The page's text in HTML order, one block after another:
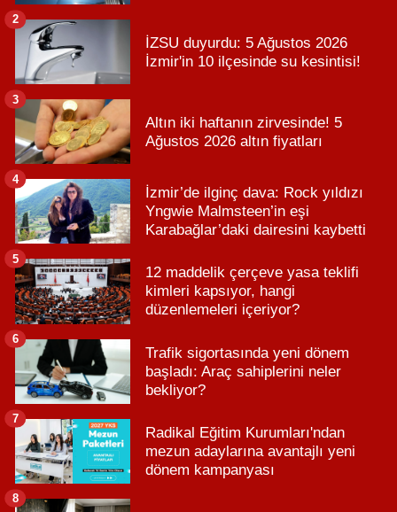
İZSU duyurdu: 5 Ağustos 2026
İzmir'in 10 ilçesinde su kesintisi!
2
Altın iki haftanın zirvesinde! 5
Ağustos 2026 altın fiyatları
3
İzmir’de ilginç dava: Rock yıldızı
Yngwie Malmsteen’in eşi
Karabağlar’daki dairesini kaybetti
4
12 maddelik çerçeve yasa teklifi
kimleri kapsıyor, hangi
düzenlemeleri içeriyor?
5
Trafik sigortasında yeni dönem
başladı: Araç sahiplerini neler
bekliyor?
6
Radikal Eğitim Kurumları'ndan
mezun adaylarına avantajlı yeni
dönem kampanyası
7
8